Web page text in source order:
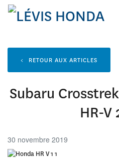
< RETOUR AUX ARTICLES
Subaru
HR-V
30 novembre 2019